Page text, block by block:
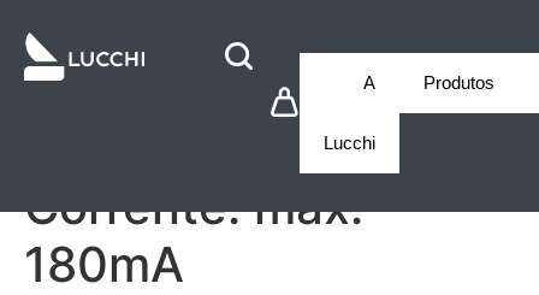
A
Lucchi
Produtos
Corrente:máx.
180mA